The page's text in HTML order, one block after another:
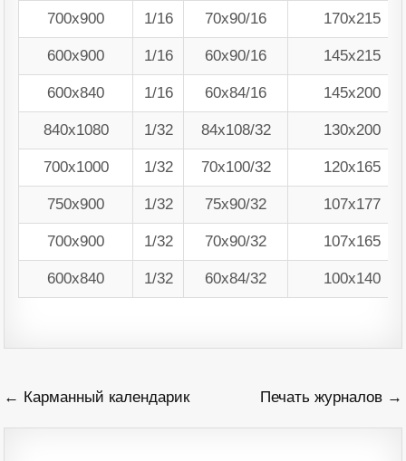
700х900 1/16 70х90/16 170х215
600х900 1/16 60х90/16 145х215
600х840 1/16 60х84/16 145х200
840х1080 1/32 84х108/32 130х200
700х1000 1/32 70х100/32 120х165
750х900 1/32 75х90/32 107х177
700х900 1/32 70х90/32 107х165
600х840 1/32 60х84/32 100х140
Навигация
по
← Карманный календарик Печать журналов →